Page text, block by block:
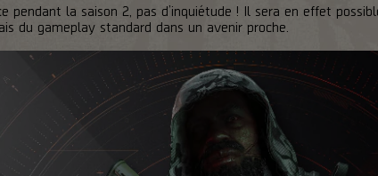
pendant la saison 2, pas d’inquiétude ! Il sera en effet
du gameplay standard dans un avenir proche.